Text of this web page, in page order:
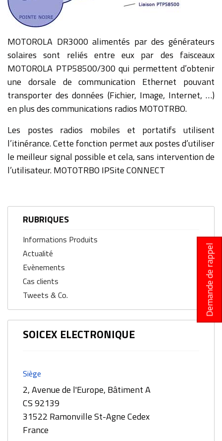
MOTOROLA DR3000 alimentés par des générateurs
solaires sont reliés entre eux par des faisceaux
MOTOROLA PTP58500/300 qui permettent d’obtenir
une dorsale de communication Ethernet pouvant
transporter des données (Fichier, Image, Internet, …)
en plus des communications radios MOTOTRBO.
Les postes radios mobiles et portatifs utilisent
l’itinérance. Cette fonction permet aux postes d’utiliser
le meilleur signal possible et cela, sans intervention de
l’utilisateur. MOTOTRBO IPSite CONNECT
RUBRIQUES
Informations Produits
Actualité
Evènements
Cas clients
Tweets & Co.
SOICEX ELECTRONIQUE
Siège
2, Avenue de l'Europe, Bâtiment A
CS 92139
31522 Ramonville St-Agne Cedex
France
Demande de rappel